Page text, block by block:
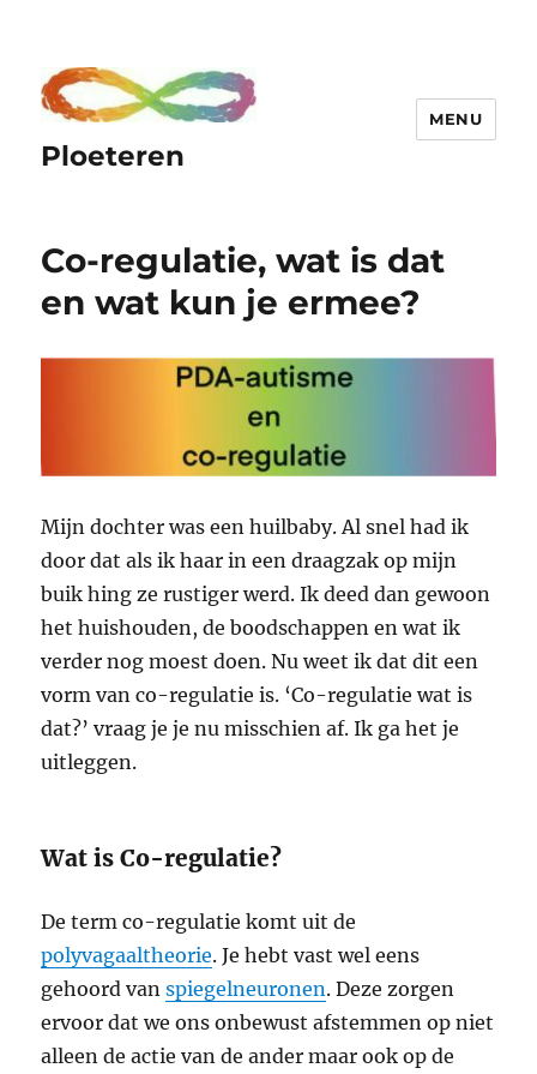
Ploeteren
MENU
Co-regulatie, wat is dat
en wat kun je ermee?
Mijn dochter was een huilbaby. Al snel had ik
door dat als ik haar in een draagzak op mijn
buik hing ze rustiger werd. Ik deed dan gewoon
het huishouden, de boodschappen en wat ik
verder nog moest doen. Nu weet ik dat dit een
vorm van co-regulatie is. ‘Co-regulatie wat is
dat?’ vraag je je nu misschien af. Ik ga het je
uitleggen.
Wat is Co-regulatie?
De term co-regulatie komt uit de
polyvagaaltheorie. Je hebt vast wel eens
gehoord vanspiegelneuronen. Deze zorgen
ervoor dat we ons onbewust afstemmen op niet
alleen de actie van de ander maar ook op de